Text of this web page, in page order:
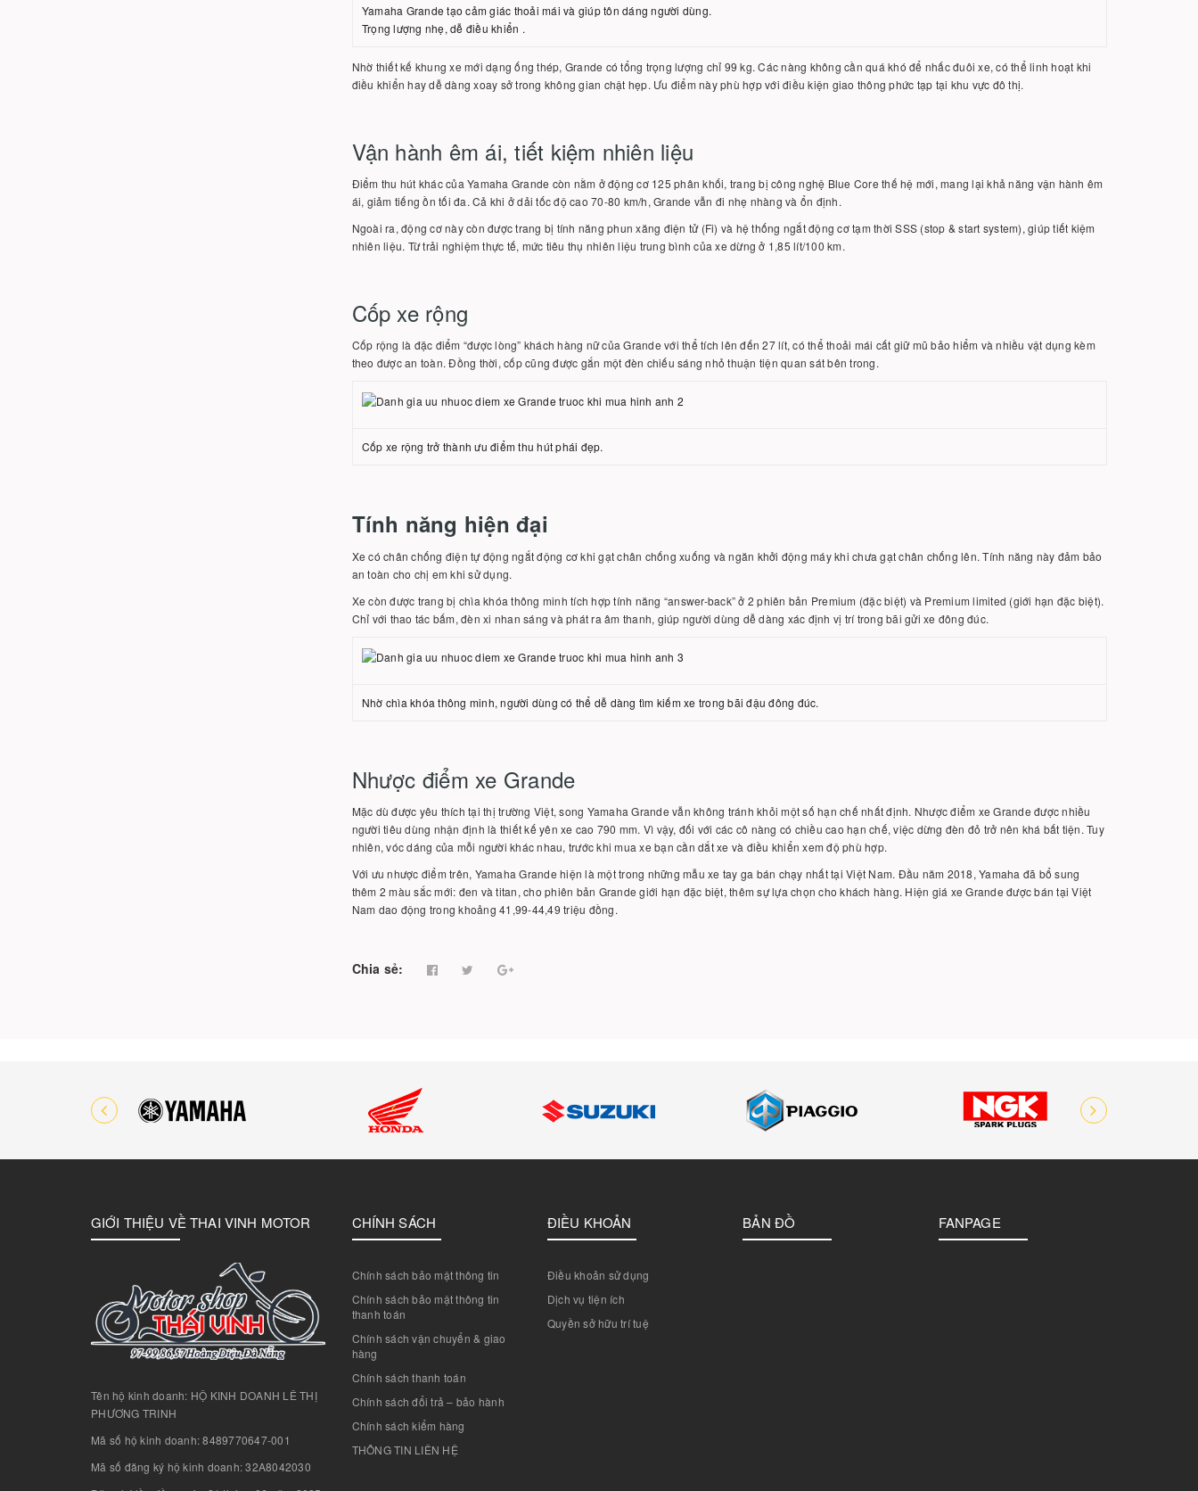
Yamaha Grande tạo cảm giác thoải mái và giúp tôn dáng người dùng.
Trọng lượng nhẹ, dễ điều khiển .
Nhờ thiết kế khung xe mới dạng ống thép, Grande có tổng trọng lượng chỉ 99 kg. Các nàng không cần quá khó để nhấc đuôi xe, có thể linh hoạt khi
điều khiển hay dễ dàng xoay sở trong không gian chật hẹp. Ưu điểm này phù hợp với điều kiện giao thông phức tạp tại khu vực đô thị.
Vận hành êm ái, tiết kiệm nhiên liệu
Điểm thu hút khác của Yamaha Grande còn nằm ở động cơ 125 phân khối, trang bị công nghệ Blue Core thế hệ mới, mang lại khả năng vận hành êm
ái, giảm tiếng ồn tối đa. Cả khi ở dải tốc độ cao 70-80 km/h, Grande vẫn đi nhẹ nhàng và ổn định.
Ngoài ra, động cơ này còn được trang bị tính năng phun xăng điện tử (Fi) và hệ thống ngắt động cơ tạm thời SSS (stop & start system), giúp tiết kiệm
nhiên liệu. Từ trải nghiệm thực tế, mức tiêu thụ nhiên liệu trung bình của xe dừng ở 1,85 lít/100 km.
Cốp xe rộng
Cốp rộng là đặc điểm “được lòng” khách hàng nữ của Grande với thể tích lên đến 27 lít, có thể thoải mái cất giữ mũ bảo hiểm và nhiều vật dụng kèm
theo được an toàn. Đồng thời, cốp cũng được gắn một đèn chiếu sáng nhỏ thuận tiện quan sát bên trong.
Cốp xe rộng trở thành ưu điểm thu hút phái đẹp.
Tính năng hiện đại
Xe có chân chống điện tự động ngắt động cơ khi gạt chân chống xuống và ngăn khởi động máy khi chưa gạt chân chống lên. Tính năng này đảm bảo
an toàn cho chị em khi sử dụng.
Xe còn được trang bị chìa khóa thông minh tích hợp tính năng “answer-back” ở 2 phiên bản Premium (đặc biệt) và Premium limited (giới hạn đặc biệt).
Chỉ với thao tác bấm, đèn xi nhan sáng và phát ra âm thanh, giúp người dùng dễ dàng xác định vị trí trong bãi gửi xe đông đúc.
Nhờ chìa khóa thông minh, người dùng có thể dễ dàng tìm kiếm xe trong bãi đậu đông đúc.
Nhược điểm xe Grande
Mặc dù được yêu thích tại thị trường Việt, song Yamaha Grande vẫn không tránh khỏi một số hạn chế nhất định. Nhược điểm xe Grande được nhiều
người tiêu dùng nhận định là thiết kế yên xe cao 790 mm. Vì vậy, đối với các cô nàng có chiều cao hạn chế, việc dừng đèn đỏ trở nên khá bất tiện. Tuy
nhiên, vóc dáng của mỗi người khác nhau, trước khi mua xe bạn cần dắt xe và điều khiển xem độ phù hợp.
Với ưu nhược điểm trên, Yamaha Grande hiện là một trong những mẫu xe tay ga bán chạy nhất tại Việt Nam. Đầu năm 2018, Yamaha đã bổ sung
thêm 2 màu sắc mới: đen và titan, cho phiên bản Grande giới hạn đặc biệt, thêm sự lựa chọn cho khách hàng. Hiện giá xe Grande được bán tại Việt
Nam dao động trong khoảng 41,99-44,49 triệu đồng.
Chia sẻ:
GIỚI THIỆU VỀ THAI VINH MOTOR
Tên hộ kinh doanh: HỘ KINH DOANH LÊ THỊ
PHƯƠNG TRINH
Mã số hộ kinh doanh: 8489770647-001
Mã số đăng ký hộ kinh doanh: 32A8042030
CHÍNH SÁCH
Chính sách bảo mật thông tin
Chính sách bảo mật thông tin
thanh toán
Chính sách vận chuyển & giao
hàng
Chính sách thanh toán
Chính sách đổi trả – bảo hành
Chính sách kiểm hàng
THÔNG TIN LIÊN HỆ
ĐIỀU KHOẢN
Điều khoản sử dụng
Dịch vụ tiện ích
Quyền sở hữu trí tuệ
BẢN ĐỒ FANPAGE